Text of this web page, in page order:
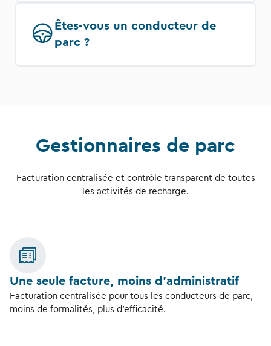
Êtes-vous un conducteur de
parc ?
Gestionnaires de parc
Facturation centralisée et contrôle transparent de toutes
les activités de recharge.
Une seule facture, moins d’administratif
Facturation centralisée pour tous les conducteurs de parc,
moins de formalités, plus d’efficacité.